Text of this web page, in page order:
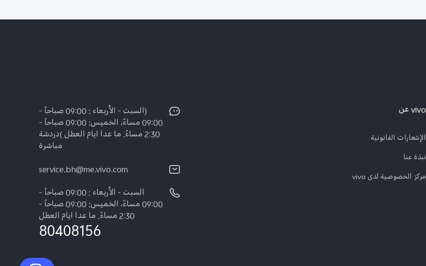
vivo عن
الإشعارات القانونية
نبذة عنا
مركز الخصوصية لدى vivo
(السبت - الأربعاء : 09:00 صباحاً -
09:00 مساءً، الخميس: 09:00 صباحاً -
2:30 مساءً. ما عدا ايام العطل )دردشة
مباشرة
service.bh@me.vivo.com
السبت - الأربعاء : 09:00 صباحاً -
09:00 مساءً، الخميس: 09:00 صباحاً -
2:30 مساءً. ما عدا ايام العطل
80408156